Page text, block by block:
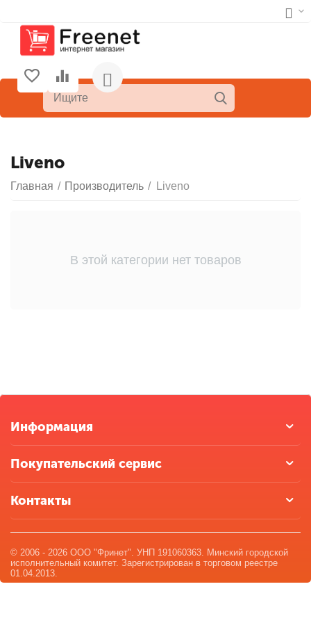
Liveno
Главная / Производитель / Liveno
В этой категории нет товаров
Информация
Покупательский сервис
Контакты
© 2006 - 2026 ООО "Фринет". УНП 191060363. Минский городской
исполнительный комитет. Зарегистрирован в торговом реестре
01.04.2013.